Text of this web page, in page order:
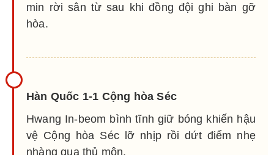
min rời sân từ sau khi đồng đội ghi bàn gỡ
hòa.
Hàn Quốc 1-1 Cộng hòa Séc
Hwang In-beom bình tĩnh giữ bóng khiến hậu
vệ Cộng hòa Séc lỡ nhịp rồi dứt điểm nhẹ
nhàng qua thủ môn.